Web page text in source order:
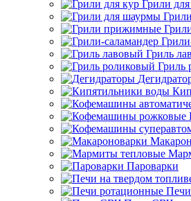
Грили
Гриль
Гриль
Пароварки